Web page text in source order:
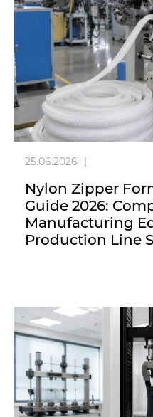
25.06.2026 |
Nylon Zipper
Guide 2026:
Manufacturing
Production Line